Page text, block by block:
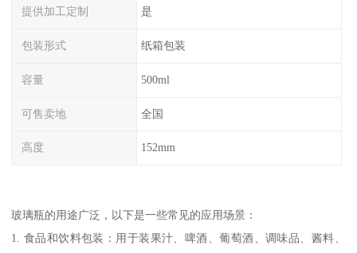
提供加工定制 是
包装形式 纸箱包装
容量 500ml
可售卖地 全国
高度 152mm
玻璃瓶的用途广泛，以下是一些常见的应用场景：
1. 食品和饮料包装：用于装果汁、啤酒、葡萄酒、调味品、酱料、